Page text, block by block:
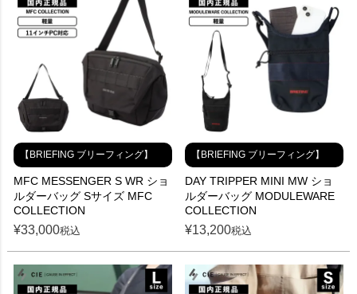
【BRIEFING ブリーフィング】
MFC MESSENGER S WR ショ
ルダーバッグ Sサイズ MFC
COLLECTION
¥33,000税込
【BRIEFING ブリーフィング】
DAY TRIPPER MINI MW ショ
ルダーバッグ MODULEWARE
COLLECTION
¥13,200税込